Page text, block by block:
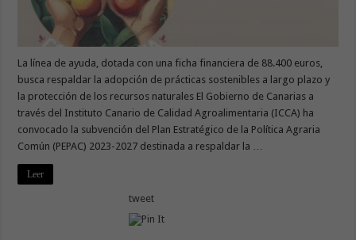
La línea de ayuda, dotada con una ficha financiera de 88.400 euros,
busca respaldar la adopción de prácticas sostenibles a largo plazo y
la protección de los recursos naturales El Gobierno de Canarias a
través del Instituto Canario de Calidad Agroalimentaria (ICCA) ha
convocado la subvención del Plan Estratégico de la Política Agraria
Común (PEPAC) 2023-2027 destinada a respaldar la …
Leer
tweet